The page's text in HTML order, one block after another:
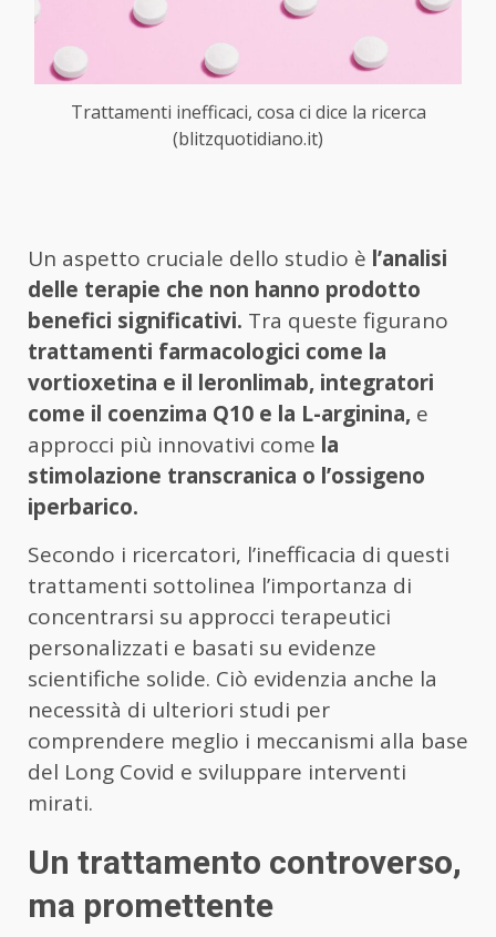
Trattamenti inefficaci, cosa ci dice la ricerca
(blitzquotidiano.it)
Un aspetto cruciale dello studio è l’analisi
delle terapie che non hanno prodotto
benefici significativi. Tra queste figurano
trattamenti farmacologici come la
vortioxetina e il leronlimab, integratori
come il coenzima Q10 e la L-arginina, e
approcci più innovativi come la
stimolazione transcranica o l’ossigeno
iperbarico.
Secondo i ricercatori, l’inefficacia di questi
trattamenti sottolinea l’importanza di
concentrarsi su approcci terapeutici
personalizzati e basati su evidenze
scientifiche solide. Ciò evidenzia anche la
necessità di ulteriori studi per
comprendere meglio i meccanismi alla base
del Long Covid e sviluppare interventi
mirati.
Un trattamento controverso,
ma promettente